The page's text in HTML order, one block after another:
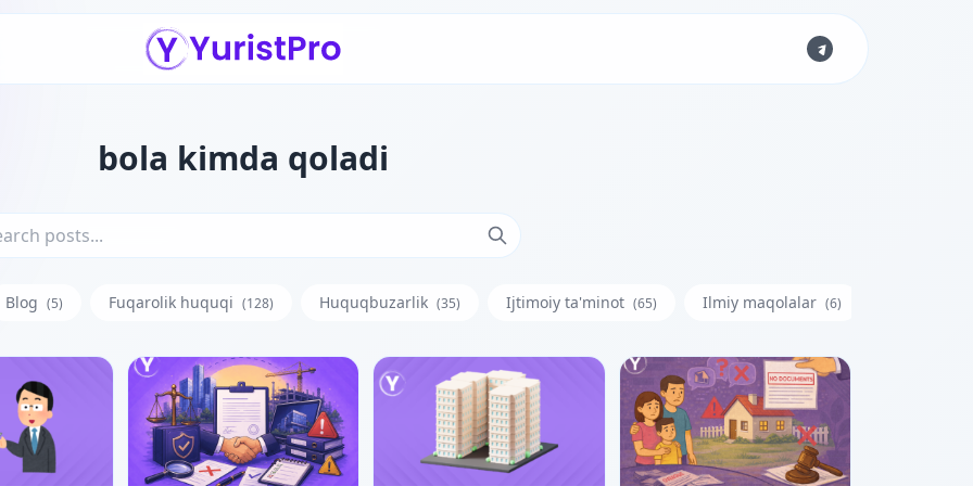
bola kimda qoladi
Blog (5) Fuqarolik huquqi (128) Huquqbuzarlik (35) Ijtimoiy ta'minot (65) Ilmiy maqolalar (6)